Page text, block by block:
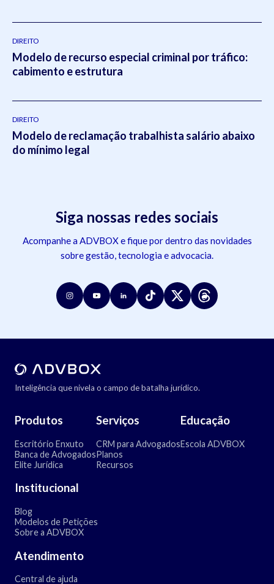
DIREITO
Modelo de recurso especial criminal por tráfico:
cabimento e estrutura
DIREITO
Modelo de reclamação trabalhista salário abaixo
do mínimo legal
Siga nossas redes sociais
Acompanhe a ADVBOX e fique por dentro das novidades
sobre gestão, tecnologia e advocacia.
Inteligência que nivela o campo de batalha jurídico.
Produtos
Escritório Enxuto
Banca de Advogados
Elite Jurídica
Serviços
CRM para Advogados
Planos
Recursos
Educação
Escola ADVBOX
Institucional
Blog
Modelos de Petições
Sobre a ADVBOX
Atendimento
Central de ajuda